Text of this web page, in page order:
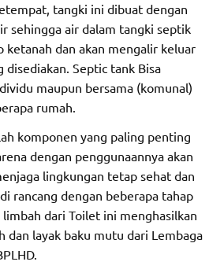
tangki ini dibuat dengan
sehingga air dalam tangki septik
ketanah dan akan mengalir keluar
disediakan. Septic tank Bisa
maupun bersama (komunal)
rumah.
komponen yang paling penting
dengan penggunaannya akan
lingkungan tetap sehat dan
rancang dengan beberapa tahap
dari Toilet ini menghasilkan
dan layak baku mutu dari Lembaga